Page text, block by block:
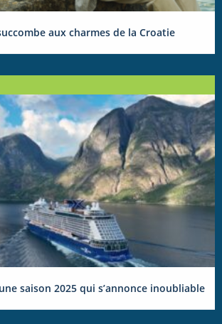
aux charmes de la Croatie
saison 2025 qui s’annonce inoubliable